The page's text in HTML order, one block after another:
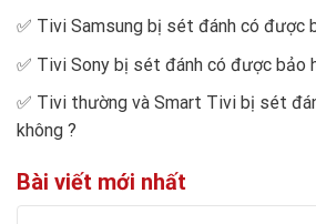
✅ Tivi Samsung bị sét đánh có được
✅ Tivi Sony bị sét đánh có được bảo
✅ Tivi thường và Smart Tivi bị sét
không ?
Bài viết mới nhất